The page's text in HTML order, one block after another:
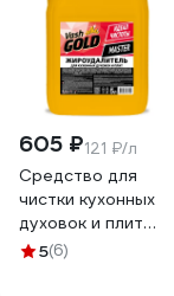
605 ₽121 ₽/л
Средство для
чистки кухонных
духовок и плит
VASH GOLD
5(6)